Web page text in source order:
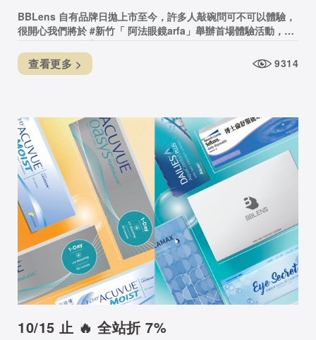
BBLens 自有品牌日拋上市至今，許多人敲碗問可不可以體驗，
很開心我們將於 #新竹「 阿法眼鏡arfa」舉辦首場體驗活動，更
準備價值 $700 禮物 🥰
查看更多 > 9314
10/15 止 🔥 全站折 7%